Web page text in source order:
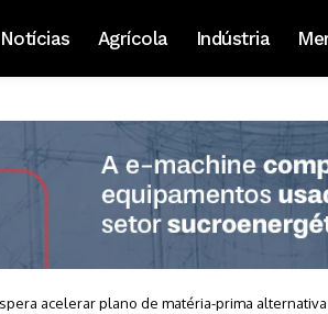
Agrícola Indústria
acelerar plano de matéria-prima